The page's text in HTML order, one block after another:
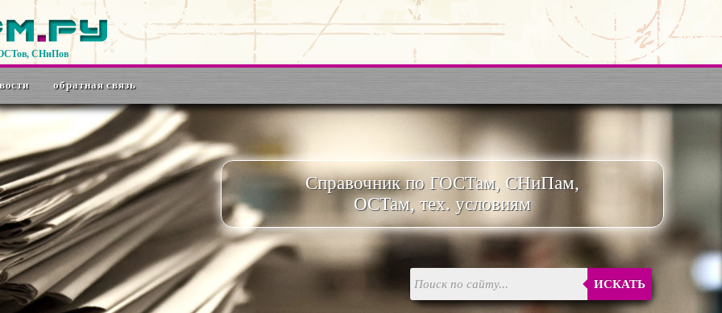
СНиПов
обратная связь
Справочник по ГОСТам, СНиПам,
ОСТам, тех. условиям
ИСКАТЬ